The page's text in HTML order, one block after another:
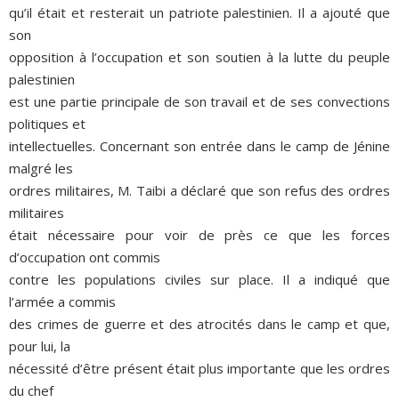
qu’il était et resterait un patriote palestinien. Il a ajouté que
son
opposition à l’occupation et son soutien à la lutte du peuple
palestinien
est une partie principale de son travail et de ses convections
politiques et
intellectuelles. Concernant son entrée dans le camp de Jénine
malgré les
ordres militaires, M. Taibi a déclaré que son refus des ordres
militaires
était nécessaire pour voir de près ce que les forces
d’occupation ont commis
contre les populations civiles sur place. Il a indiqué que
l’armée a commis
des crimes de guerre et des atrocités dans le camp et que,
pour lui, la
nécessité d’être présent était plus importante que les ordres
du chef